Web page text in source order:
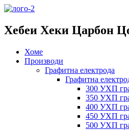
Хебеи Хеки Царбон
Хоме
Производи
Графитна електрода
Графитна
300 УХП
350 УХП
400 УХП
450 УХП
500 УХП